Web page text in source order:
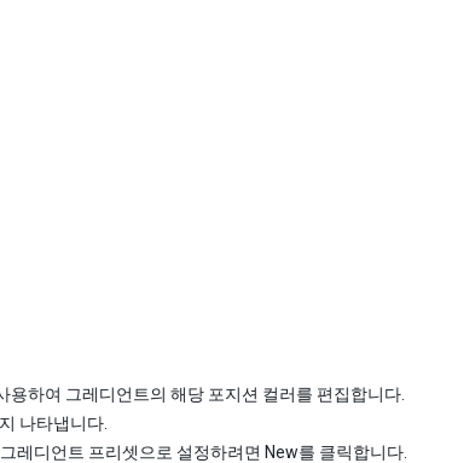
하여 그레디언트의 해당 포지션 컬러를 편집합니다.
나타냅니다.
레디언트 프리셋으로 설정하려면 New를 클릭합니다.